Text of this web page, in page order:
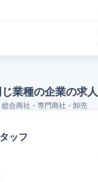
じ業種の企業の求人
総合商社・専門商社・卸売
ッフ